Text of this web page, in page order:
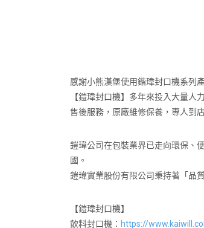
感謝小熊漢堡使用鍇瑋封口機系列產
【鎧瑋封口機】多年來投入大量人
售後服務，原廠維修保養，專人到
鎧瑋公司在包裝業界已走向環保、
國。
鎧瑋實業股份有限公司秉持著「品
【鎧瑋封口機】
飲料封口機： https://